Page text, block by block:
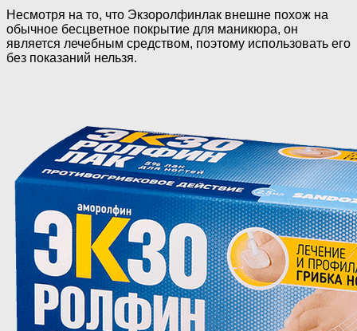
Несмотря на то, что Экзоролфинлак внешне похож на
обычное бесцветное покрытие для маникюра, он
является лечебным средством, поэтому использовать его
без показаний нельзя.